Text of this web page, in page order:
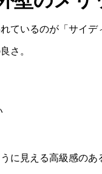
ているのが「サイデ
さ。
に見える高級感のあ